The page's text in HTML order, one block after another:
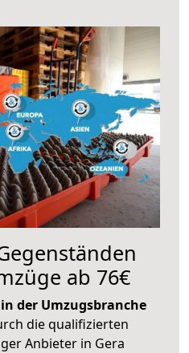
ab 76€
der Umzugsbranche
die qualifizierten
Anbieter in Gera